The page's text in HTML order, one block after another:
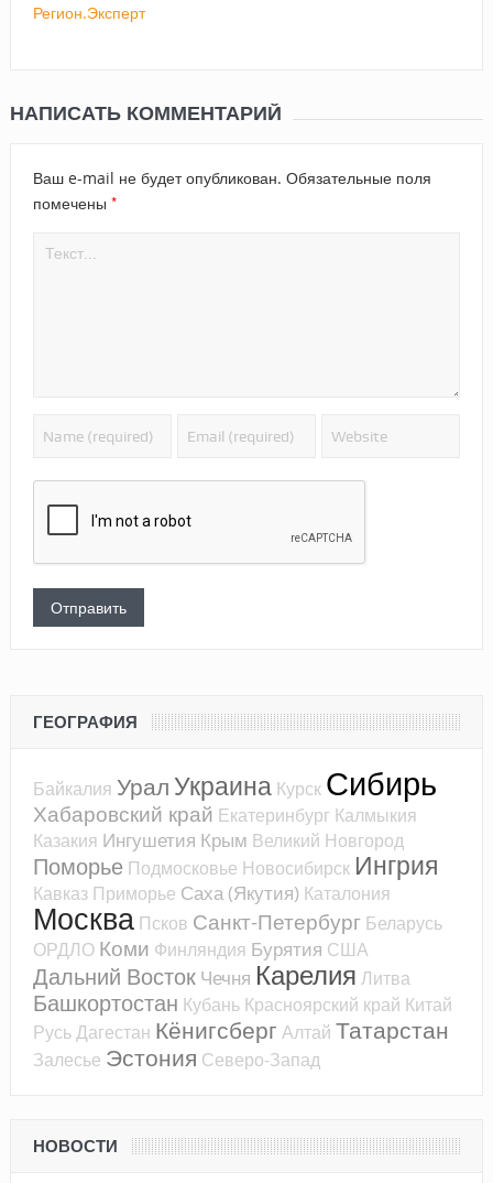
Регион.Эксперт
НАПИСАТЬ КОММЕНТАРИЙ
Ваш e-mail не будет опубликован. Обязательные поля
помечены *
ГЕОГРАФИЯ
Байкалия Урал Украина Курск Сибирь
Хабаровский край Екатеринбург Калмыкия
Казакия Ингушетия Крым Великий Новгород
Поморье Подмосковье Новосибирск Ингрия
Кавказ Приморье Саха (Якутия) Каталония
Москва Псков Санкт-Петербург Беларусь
ОРДЛО Коми Финляндия Бурятия США
Дальний Восток Чечня Карелия Литва
Башкортостан Кубань Красноярский край Китай
РусьДагестан Кёнигсберг Алтай Татарстан
Залесье Эстония Северо-Запад
НОВОСТИ